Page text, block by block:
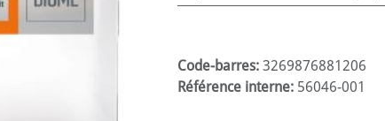
Code-barres: 3269876881206
Référence interne: 56046-001